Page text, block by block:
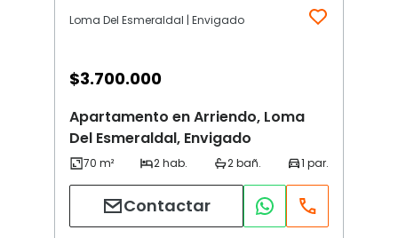
Loma Del Esmeraldal | Envigado
$3.700.000
Apartamento en Arriendo, Loma
Del Esmeraldal, Envigado
Contactar